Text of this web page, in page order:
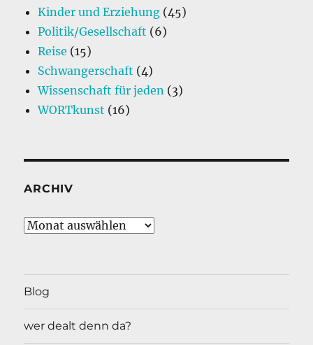
Kinder und Erziehung (45)
Politik/Gesellschaft (6)
Reise (15)
Schwangerschaft (4)
Wissenschaft für jeden (3)
WORTkunst (16)
ARCHIV
Archiv
Blog
wer dealt denn da?